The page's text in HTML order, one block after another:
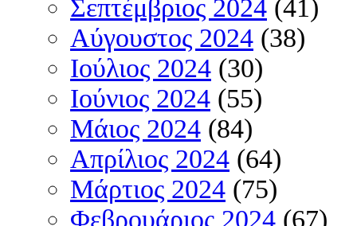
Σεπτέμβριος 2024 (41)
Αύγουστος 2024 (38)
Ιούλιος 2024 (30)
Ιούνιος 2024 (55)
Μάιος 2024 (84)
Απρίλιος 2024 (64)
Μάρτιος 2024 (75)
Φεβρουάριος 2024 (67)